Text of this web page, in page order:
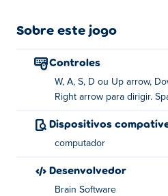
campeão do mundo à deriva.
Como jogar:
Drive - WASD ou teclas de seta
Freio - barra de espaço
Burnout Extreme Drift 2 foi
Sobre este jogo
Controles
W, A, S, D ou Up arrow,
Right arrow para dirigir.
Dispositivos
computador
Desenvolvedor
Brain Software